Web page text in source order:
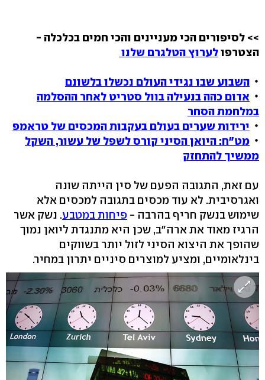
>> לסיפורים הכי מעניינים והכי חמים בכלכלה -
הצטרפולערוץ הטלגרם שלנו
השבוע שבו נגידי העולם נכשלו בלשונם
אדום כהה בנעילה בוול סטריט לאחר ההסלמה
במלחמת הסחר
ירידות שערים בעולם בעקבות המכסים של טראמפ
מט"ח: היואן הסיני קורס לשפל של עשור, השקל
ממשיך להתחזק
עם זאת, התגובה הפעם של סין הייתה שונה
ואגרסיבית. לא עוד מכסים בתגובה למכסים אלא
שימוש בנשק חריף בהרבה - פיחות במטבע. נשק אשר
הרגיז מאוד את ארה"ב, שכן היא מתנגדת ליואן נמוך
שהופך את היצוא הסיני לזול יותר בשווקים
בינלאומיים, ומציע למוצרים סיניים יתרון במחיר.